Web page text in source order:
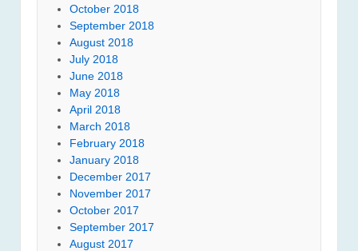
October 2018
September 2018
August 2018
July 2018
June 2018
May 2018
April 2018
March 2018
February 2018
January 2018
December 2017
November 2017
October 2017
September 2017
August 2017